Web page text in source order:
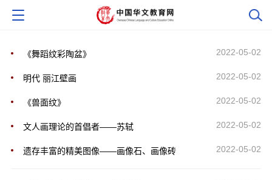
《舞蹈纹彩陶盆》 2022-05-02
明代 丽江壁画 2022-05-02
《兽面纹》 2022-05-02
文人画理论的首倡者――苏轼 2022-05-02
遗存丰富的精美图像――画像石、画像砖 2022-05-02